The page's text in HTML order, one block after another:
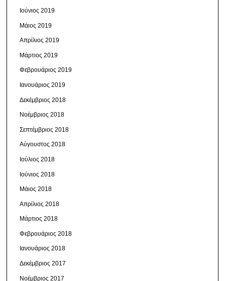
Ιούνιος 2019
Μάιος 2019
Απρίλιος 2019
Μάρτιος 2019
Φεβρουάριος 2019
Ιανουάριος 2019
Δεκέμβριος 2018
Νοέμβριος 2018
Σεπτέμβριος 2018
Αύγουστος 2018
Ιούλιος 2018
Ιούνιος 2018
Μάιος 2018
Απρίλιος 2018
Μάρτιος 2018
Φεβρουάριος 2018
Ιανουάριος 2018
Δεκέμβριος 2017
Νοέμβριος 2017